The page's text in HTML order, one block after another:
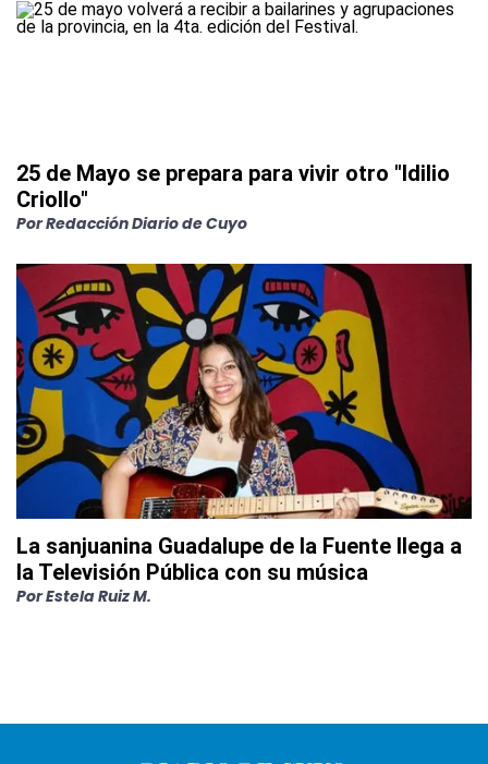
25 de Mayo se prepara para vivir otro "Idilio
Criollo"
PorRedacción Diario de Cuyo
La sanjuanina Guadalupe de la Fuente llega a
la Televisión Pública con su música
PorEstela Ruiz M.